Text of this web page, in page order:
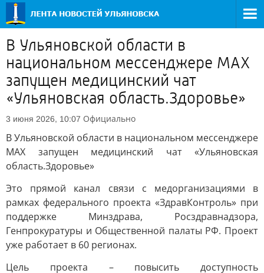
В Ульяновской области в
национальном мессенджере МАХ
запущен медицинский чат
«Ульяновская область.Здоровье»
3 июня 2026, 10:07 Официально
В Ульяновской области в национальном мессенджере
МАХ запущен медицинский чат «Ульяновская
область.Здоровье»
Это прямой канал связи с медорганизациями в
рамках федерального проекта «ЗдравКонтроль» при
поддержке Минздрава, Росздравнадзора,
Генпрокуратуры и Общественной палаты РФ. Проект
уже работает в 60 регионах.
Цель проекта – повысить доступность